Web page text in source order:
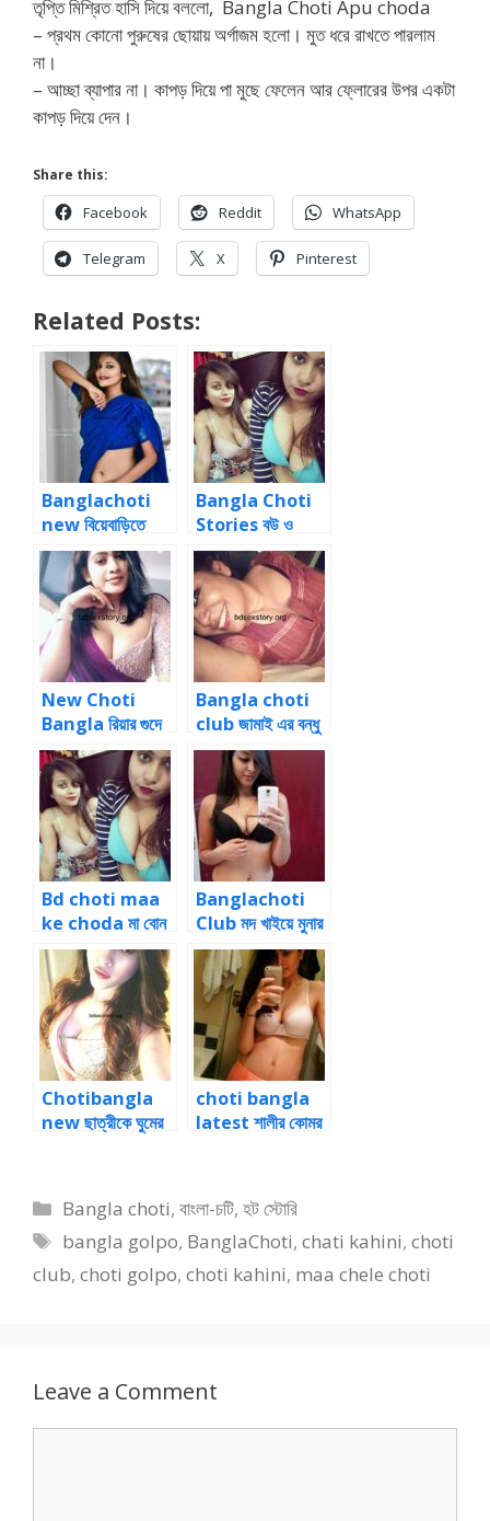
তৃপ্তি মিশ্রিত হাসি দিয়ে বললো, Bangla Choti Apu choda
– প্রথম কোনো পুরুষের ছোয়ায় অর্গাজম হলো। মুত ধরে রাখতে পারলাম
না।
– আচ্ছা ব্যাপার না। কাপড় দিয়ে পা মুছে ফেলেন আর ফ্লোরের উপর একটা
কাপড় দিয়ে দেন।
Share this:
Facebook Reddit WhatsApp
Telegram X Pinterest
Related Posts:
Banglachoti
new বিয়েবাড়িতে
সিড়িতে ঠেষ দিয়ে
নাবিলাকে ঠাপাতে
লাগলাম
Bangla Choti
Stories বউ ও
বউয়ের বান্ধবীকে সাথে
নিয়ে থ্রিসাম চোদাচুদি
New Choti
Bangla রিয়ার গুদে
এক ধাক্কায় ধোন
ঢুকিয়ে চুদতে লাগলো
Bangla choti
club জামাই এর বন্ধু
এর চোদা খাওয়ার কাহিনী
Bd choti maa
ke choda মা বোন
কে একসাথে চোদার
সত্যি গল্প
Banglachoti
Club মদ খাইয়ে মুনার
মা কে মাতাল করে
চুদলাম
Chotibangla
new ছাত্রীকে ঘুমের
choti bangla
latest শালীর কোমর
Categories
Bangla choti,বাংলা-চটি,হট স্টোরি
Tags
bangla golpo, BanglaChoti,chati kahini,choti
club, choti golpo, choti kahini, maa chele choti
Leave a Comment